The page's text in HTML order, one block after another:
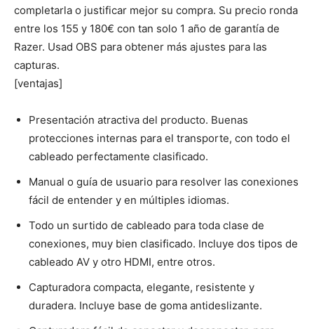
completarla o justificar mejor su compra. Su precio ronda
entre los 155 y 180€ con tan solo 1 año de garantía de
Razer. Usad OBS para obtener más ajustes para las
capturas.
[ventajas]
Presentación atractiva del producto. Buenas
protecciones internas para el transporte, con todo el
cableado perfectamente clasificado.
Manual o guía de usuario para resolver las conexiones
fácil de entender y en múltiples idiomas.
Todo un surtido de cableado para toda clase de
conexiones, muy bien clasificado. Incluye dos tipos de
cableado AV y otro HDMI, entre otros.
Capturadora compacta, elegante, resistente y
duradera. Incluye base de goma antideslizante.